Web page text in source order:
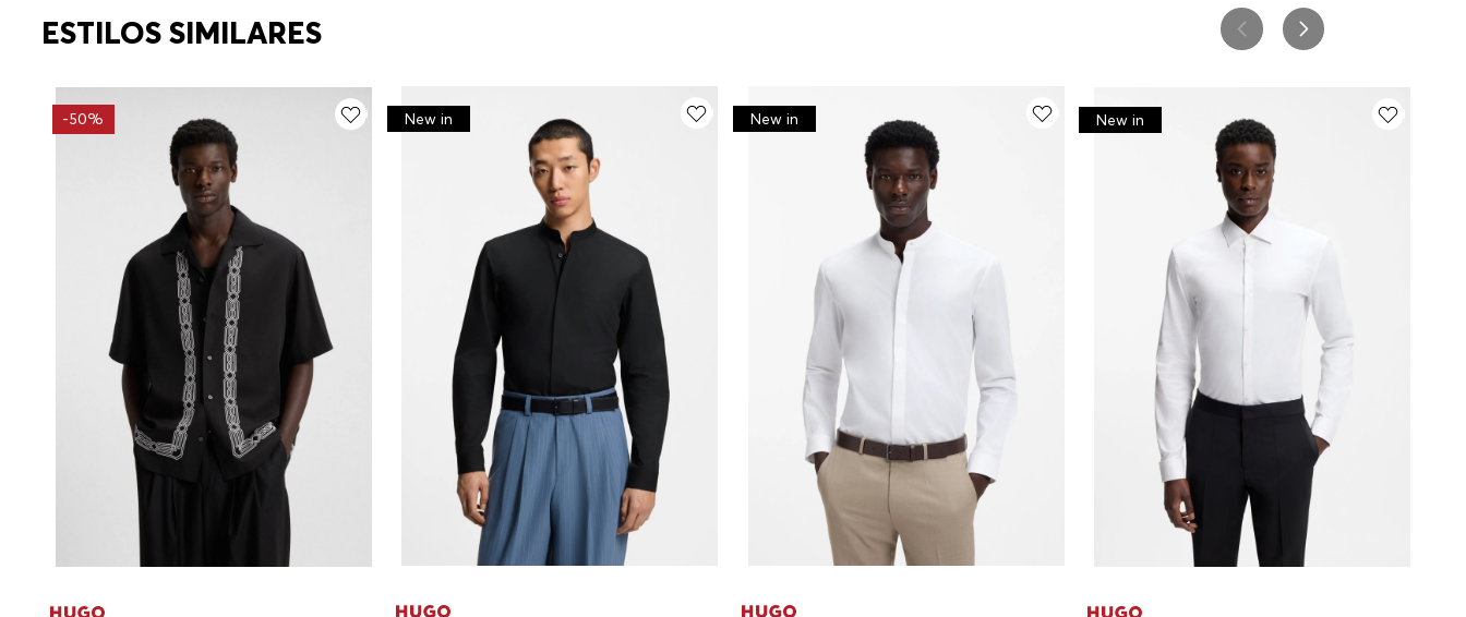
ESTILOS SIMILARES
-50% New in New in New in